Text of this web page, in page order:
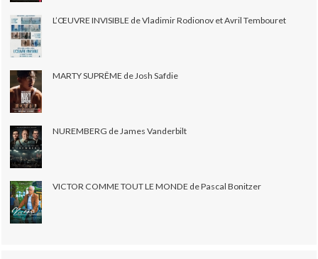
L’ŒUVRE INVISIBLE de Vladimir Rodionov et Avril Tembouret
MARTY SUPRÊME de Josh Safdie
NUREMBERG de James Vanderbilt
VICTOR COMME TOUT LE MONDE de Pascal Bonitzer